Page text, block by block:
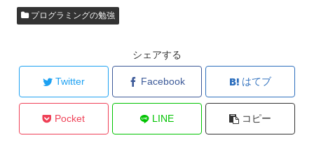
プログラミングの勉強
シェアする
Twitter Facebook はてブ
Pocket LINE コピー